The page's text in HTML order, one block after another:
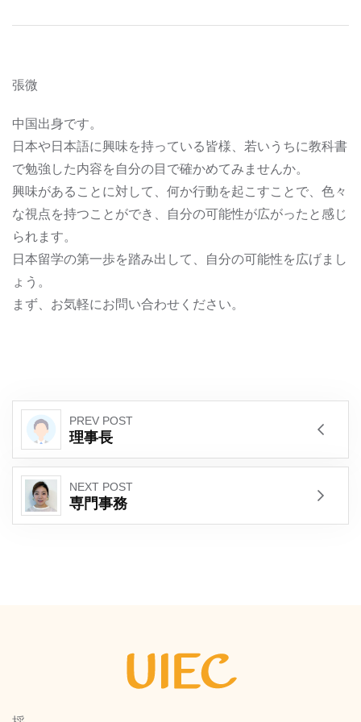
張微
中国出身です。
日本や日本語に興味を持っている皆様、若いうちに教科書
で勉強した内容を自分の目で確かめてみませんか。
興味があることに対して、何か行動を起こすことで、色々
な視点を持つことができ、自分の可能性が広がったと感じ
られます。
日本留学の第一歩を踏み出して、自分の可能性を広げまし
ょう。
まず、お気軽にお問い合わせください。
PREV POST
理事長
NEXT POST
専門事務